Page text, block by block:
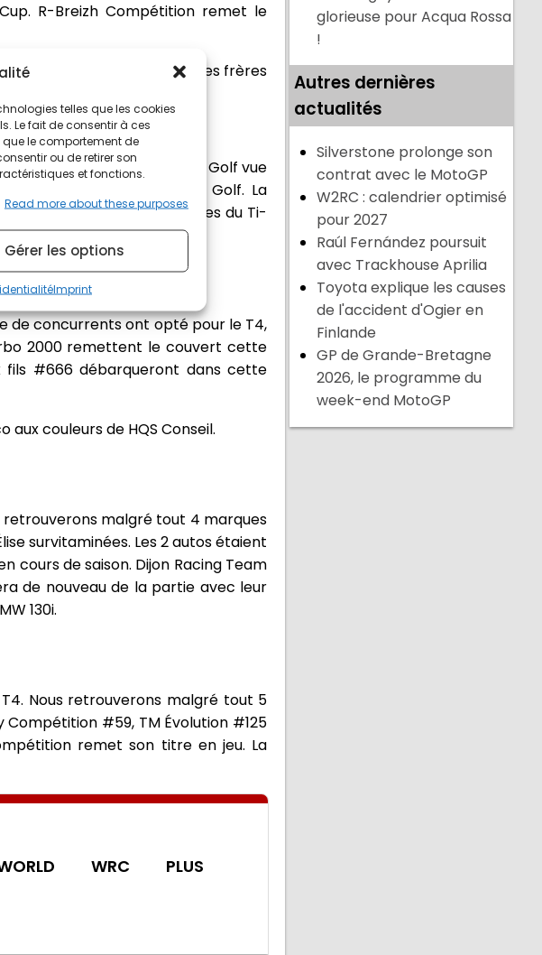
telles que les cookies
Le fait de consentir à ces
le comportement de
ou de retirer son
et fonctions.
Read more about these purposes
Gérer les options
Imprint
R-Breizh Compétition remet le
performants l'an passé, les frères
revient avec sa Golf vue
aura en charge deux Golf. La
sera confiée aux hommes du Ti-
de concurrents ont opté pour le T4,
2000 remettent le couvert cette
fils #666 débarqueront dans cette
couleurs de HQS Conseil.
retrouverons malgré tout 4 marques
survitaminées. Les 2 autos étaient
cours de saison. Dijon Racing Team
de nouveau de la partie avec leur
130i.
Nous retrouverons malgré tout 5
Compétition #59, TM Évolution #125
remet son titre en jeu. La
glorieuse pour Acqua Rossa
!
Autres dernières
actualités
Silverstone prolonge son
contrat avec le MotoGP
W2RC : calendrier optimisé
pour 2027
Raúl Fernández poursuit
avec Trackhouse Aprilia
Toyota explique les causes
de l'accident d'Ogier en
Finlande
GP de Grande-Bretagne
2026, le programme du
week-end MotoGP